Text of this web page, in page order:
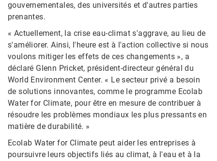
gouvernementales, des universités et d'autres parties
prenantes.​​​​​​​
« Actuellement, la crise eau-climat s'aggrave, au lieu de
s'améliorer. Ainsi, l'heure est à l'action collective si nous
voulons mitiger les effets de ces changements », a
déclaré Glenn Pricket, président-directeur général du
World Environment Center. « Le secteur privé a besoin
de solutions innovantes, comme le programme Ecolab
Water for Climate, pour être en mesure de contribuer à
résoudre les problèmes mondiaux les plus pressants en
matière de durabilité. »
Ecolab Water for Climate peut aider les entreprises à
poursuivre leurs objectifs liés au climat, à l'eau et à la